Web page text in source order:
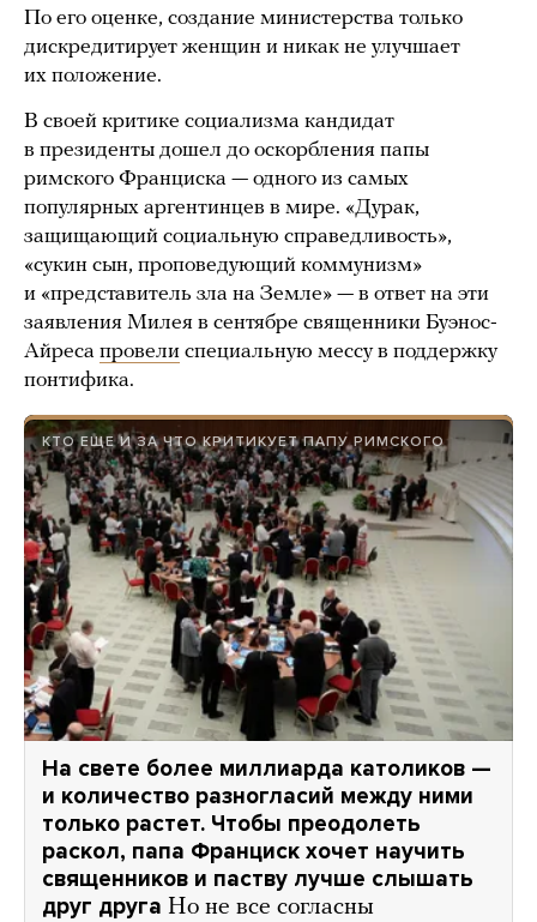
По его оценке, создание министерства только
дискредитирует женщин и никак не улучшает
их положение.
В своей критике социализма кандидат
в президенты дошел до оскорбления папы
римского Франциска — одного из самых
популярных аргентинцев в мире. «Дурак,
защищающий социальную справедливость»,
«сукин сын, проповедующий коммунизм»
и «представитель зла на Земле» — в ответ на эти
заявления Милея в сентябре священники Буэнос-
Айреса провели специальную мессу в поддержку
понтифика.
КТО ЕЩЕ И ЗА ЧТО КРИТИКУЕТ ПАПУ РИМСКОГО
На свете более миллиарда католиков —
и количество разногласий между ними
только растет. Чтобы преодолеть
раскол, папа Франциск хочет научить
священников и паству лучше слышать
друг друга Но не все согласны